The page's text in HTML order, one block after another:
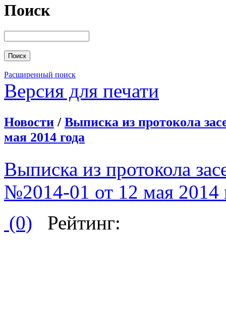
Поиск
Расширенный поиск
Версия для печати
Новости / Выписка из протокола
мая 2014 года
Выписка из протокола
№2014-01 от 12 мая 2014
(0) Рейтинг: